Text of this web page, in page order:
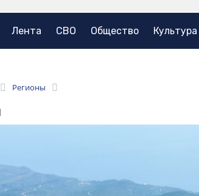
Лента СВО Общество Культура
Регионы